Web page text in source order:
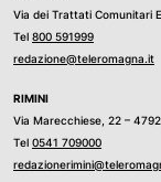
Via dei Trattati Comunitari
Tel 800 591999
redazione@teleromagna.it
RIMINI
Via Marecchiese, 22 –
Tel 0541 709000